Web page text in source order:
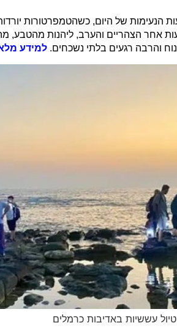
הנעימות של היום, כשהטמפרטורות
אחר הצהריים והערב, ליהנות מהטבע,
והרבה רגעים בלתי נשכחים. למידע
טיול עששיות באדיבות כרמלים